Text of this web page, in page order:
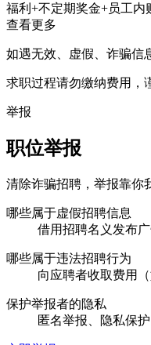
福利+不定期奖金+员工内
查看更多
如遇无效、虚假、诈骗信
求职过程请勿缴纳费用，
举报
职位举报
清除诈骗招聘，举报靠你
哪些属于虚假招聘信息
借用招聘名义发布
哪些属于违法招聘行为
向应聘者收取费用
保护举报者的隐私
匿名举报、隐私保